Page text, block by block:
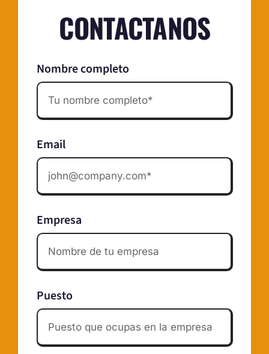
CONTACTANOS
Nombre completo
Email
Empresa
Puesto